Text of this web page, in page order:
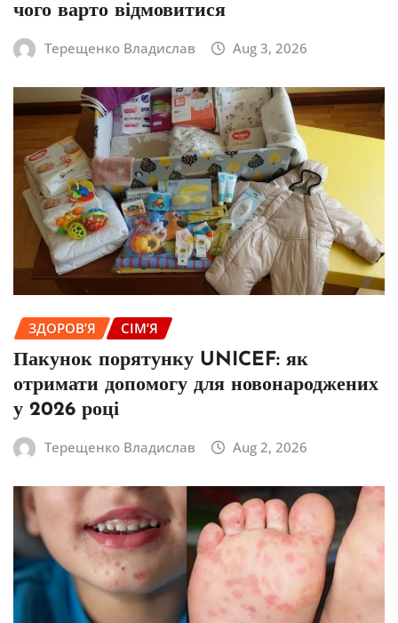
чого варто відмовитися
Терещенко Владислав Aug 3, 2026
ЗДОРОВ’Я СІМ’Я
Пакунок порятунку UNICEF: як
отримати допомогу для новонароджених
у 2026 році
Терещенко Владислав Aug 2, 2026